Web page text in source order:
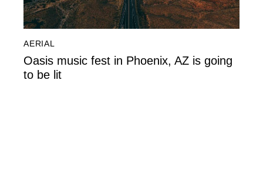
AERIAL
Oasis music fest in Phoenix, AZ is going
to be lit